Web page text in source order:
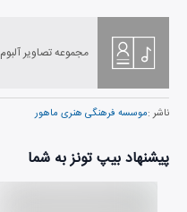
مجموعه تصاویر آلبوم
ناشر :موسسه فرهنگی هنری ماهور
پیشنهاد بیپ تونز به شما